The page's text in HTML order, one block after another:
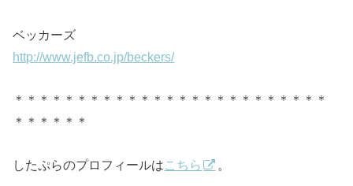
ベッカーズ
http://www.jefb.co.jp/beckers/
＊＊＊＊＊＊＊＊＊＊＊＊＊＊＊＊＊＊＊＊＊＊＊＊＊
＊＊＊＊＊＊
したぷらのプロフィールはこちら 。